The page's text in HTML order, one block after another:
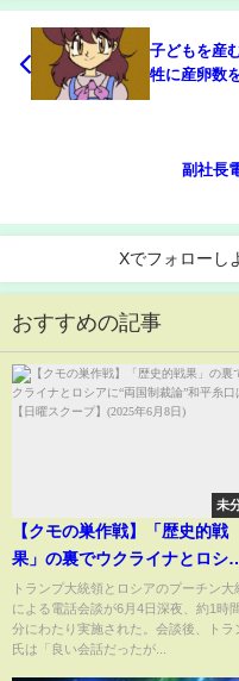
子どもを産
牲に産卵数
副社長
Xでフォローし
おすすめの記事
未
【クモの巣作戦】「歴史的戦
果」の裏でウクライナとロシ
に“両国制裁論”和平糸口は【
曜スクープ】(2025年6月8日)
トランプ大統領とロシアのプーチン大
による電話会談が6月4日深夜、約1時
分にわたり実施された。会談後、トラ
氏は「良い会話だったが...